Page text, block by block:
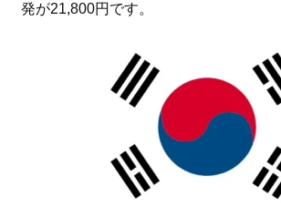
発が21,800円です。